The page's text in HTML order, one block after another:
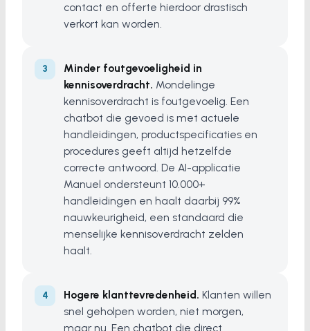
contact en offerte hierdoor drastisch
verkort kan worden.
Minder foutgevoeligheid in
kennisoverdracht. Mondelinge
kennisoverdracht is foutgevoelig. Een
chatbot die gevoed is met actuele
handleidingen, productspecificaties en
procedures geeft altijd hetzelfde
correcte antwoord. De AI-applicatie
Manuel ondersteunt 10.000+
handleidingen en haalt daarbij 99%
nauwkeurigheid, een standaard die
menselijke kennisoverdracht zelden
haalt.
Hogere klanttevredenheid. Klanten willen
snel geholpen worden, niet morgen,
maar nu. Een chatbot die direct